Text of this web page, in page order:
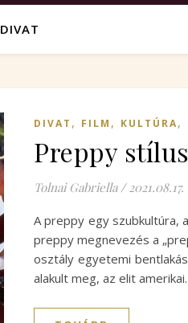
DIVAT
DIVAT , FILM , KULTÚRA,
Preppy
Tolnai Gabriella / 2021.08.17.
A preppy egy szubkultúra,
preppy megnevezés a
osztály egyetemi
alakult meg, az elit